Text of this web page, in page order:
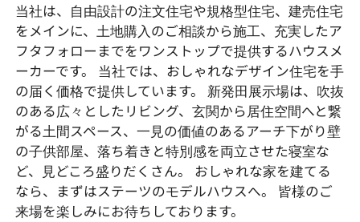
当社は、自由設計の注文住宅や規格型住宅、建売住宅
をメインに、土地購入のご相談から施工、充実したア
フタフォローまでをワンストップで提供するハウスメ
ーカーです。 当社では、おしゃれなデザイン住宅を手
の届く価格で提供しています。 新発田展示場は、吹抜
のある広々としたリビング、玄関から居住空間へと繋
がる土間スペース、一見の価値のあるアーチ下がり壁
の子供部屋、落ち着きと特別感を両立させた寝室な
ど、見どころ盛りだくさん。 おしゃれな家を建てる
なら、まずはステーツのモデルハウスへ。 皆様のご
来場を楽しみにお待ちしております。